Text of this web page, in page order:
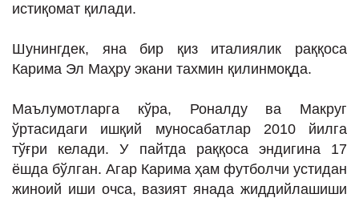
истиқомат қилади.
Шунингдек, яна бир қиз италиялик раққоса
Карима Эл Маҳру экани тахмин қилинмоқда.
Маълумотларга кўра, Роналду ва Макруг
ўртасидаги ишқий муносабатлар 2010 йилга
тўғри келади. У пайтда раққоса эндигина 17
ёшда бўлган. Агар Карима ҳам футболчи устидан
жиноий иши очса, вазият янада жиддийлашиши